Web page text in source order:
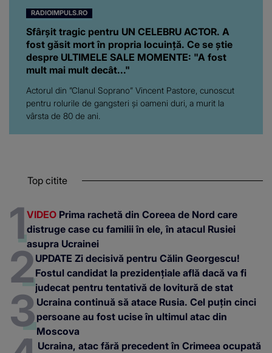
RADIOIMPULS.RO
Sfârșit tragic pentru UN CELEBRU ACTOR. A
fost găsit mort în propria locuință. Ce se știe
despre ULTIMELE SALE MOMENTE: "A fost
mult mai mult decât..."
Actorul din ”Clanul Soprano” Vincent Pastore, cunoscut
pentru rolurile de gangsteri şi oameni duri, a murit la
vârsta de 80 de ani.
Top citite
VIDEO Prima rachetă din Coreea de Nord care
distruge case cu familii în ele, în atacul Rusiei
asupra Ucrainei
UPDATE Zi decisivă pentru Călin Georgescu!
Fostul candidat la prezidențiale află dacă va fi
judecat pentru tentativă de lovitură de stat
Ucraina continuă să atace Rusia. Cel puțin cinci
persoane au fost ucise în ultimul atac din
Moscova
Ucraina, atac fără precedent în Crimeea ocupată